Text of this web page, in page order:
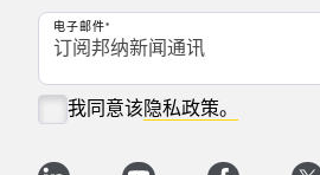
电子邮件
我同意该隐私政策。